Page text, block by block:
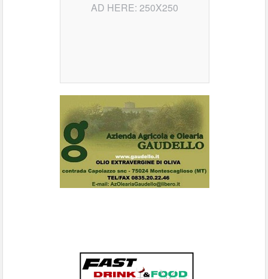
AD HERE: 250X250